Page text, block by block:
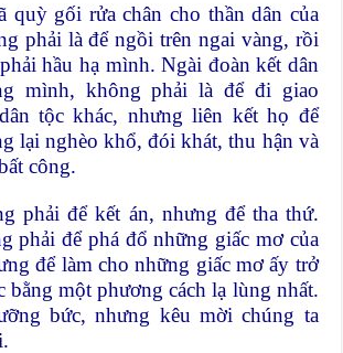
quỳ gối rửa chân cho thần dân của
phải là để ngồi trên ngai vàng, rồi
hầu hạ mình. Ngài đoàn kết dân
mình, không phải là để đi giao
tộc khác, nhưng liên kết họ để
lại nghèo khổ, đói khát, thu hận và
công.
phải để kết án, nhưng để tha thứ.
phải để phá đổ những giấc mơ của
để làm cho những giấc mơ ấy trở
bằng một phương cách lạ lùng nhất.
bức, nhưng kêu mời chúng ta